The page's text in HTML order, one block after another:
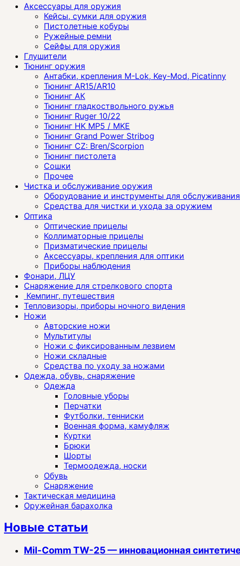
Аксессуары для оружия
Кейсы, сумки для оружия
Пистолетные кобуры
Ружейные ремни
Сейфы для оружия
Глушители
Тюнинг оружия
Антабки, крепления M-Lok, Key-Mod, Picatinny
Тюнинг AR15/AR10
Тюнинг АК
Тюнинг гладкоствольного ружья
Тюнинг Ruger 10/22
Тюнинг HK MP5 / MKE
Тюнинг Grand Power Stribog
Тюнинг CZ: Bren/Scorpion
Тюнинг пистолета
Сошки
Прочее
Чистка и обслуживание оружия
Оборудование и инструменты для
Средства для чистки и ухода за оружием
Оптика
Оптические прицелы
Коллиматорные прицелы
Призматические прицелы
Аксессуары, крепления для оптики
Приборы наблюдения
Фонари, ЛЦУ
Снаряжение для стрелкового спорта
Кемпинг, путешествия
Тепловизоры, приборы ночного видения
Ножи
Авторские ножи
Мультитулы
Ножи с фиксированным лезвием
Ножи складные
Средства по уходу за ножами
Одежда, обувь, снаряжение
Одежда
Головные уборы
Перчатки
Футболки, тенниски
Военная форма, камуфляж
Куртки
Брюки
Шорты
Термоодежда, носки
Обувь
Снаряжение
Тактическая медицина
Оружейная барахолка
Новые статьи
Mil-Comm TW-25 — инновационная